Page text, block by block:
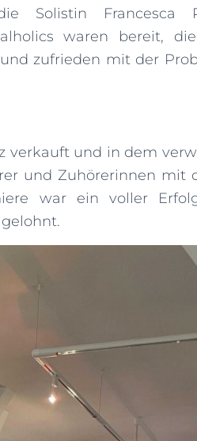
Solistin Francesca
waren bereit,
zufrieden mit der
verkauft und in dem
und Zuhörerinnen mit
war ein voller